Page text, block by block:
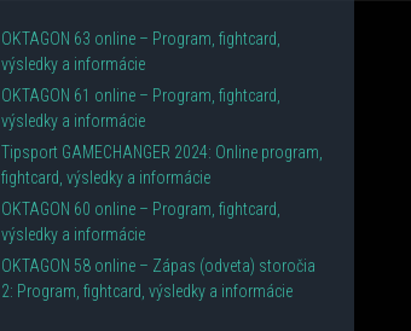
OKTAGON 63 online – Program, fightcard,
výsledky a informácie
OKTAGON 61 online – Program, fightcard,
výsledky a informácie
Tipsport GAMECHANGER 2024: Online program,
fightcard, výsledky a informácie
OKTAGON 60 online – Program, fightcard,
výsledky a informácie
OKTAGON 58 online – Zápas (odveta) storočia
2: Program, fightcard, výsledky a informácie